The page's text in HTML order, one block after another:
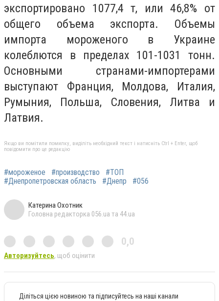
экспортировано 1077,4 т, или 46,8% от
общего объема экспорта. Объемы
импорта мороженого в Украине
колеблются в пределах 101-1031 тонн.
Основными странами-импортерами
выступают Франция, Молдова, Италия,
Румыния, Польша, Словения, Литва и
Латвия.
Якщо ви помітили помилку, виділіть необхідний текст і натисніть Ctrl + Enter, щоб
повідомити про це редакцію
#мороженое #производство
#ТОП
#Днепропетровская область
#Днепр #056
Катерина Охотник
Головна редакторка 056.ua та 44.ua
0,0
Авторизуйтесь, щоб оцінити
Діліться цією новиною та підписуйтесь на наші канали